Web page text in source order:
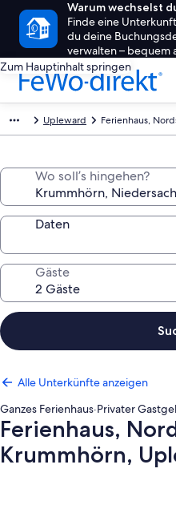
Warum wechselst
Finde eine
du deine
verwalten – bequem
Zum Hauptinhalt springen
Upleward Ferienhaus,
Wo soll’s hingehen?
Daten
Gäste
Alle Unterkünfte anzeigen
Ganzes Ferienhaus·Privater
Ferienhaus,
Krummhörn,